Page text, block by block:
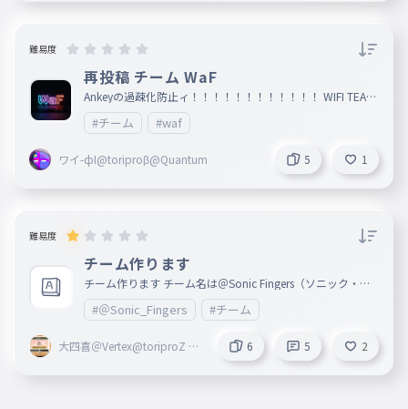
062 ジーン
ジーン
MAX
065 スプラウト
066 バイロン
バイロン
067 スクウィーク
スクウィーク
難易度
再投稿 チーム WaF
Ankeyの過疎化防止ィ！！！！！！！！！！！！ WIFI TEAM
から名前変えたんで。 すでに入ってる人はWIFI TEAMからW
aFにしてください。 このタイピングのスコアが1600超えた
ら参加OK👍️ 人数制限なしです。 WIFI TEAMのすでに入って
た人はメンバーは、またコメントで参加してくれ、大体の覚
えてる人は乗せとくんで。 入りたい人はコメントで リーダ
ー : ワイ-фI 副リーダー : 1/2 自称タイピングガチ勢の中学2
年生 メンバー : tantanmen108
#チーム #waf
ワイ-фI@toriproβ@Quantum 5 1
難易度
チーム作ります
チーム作ります チーム名は＠Sonic Fingers（ソニック・フ
ィンガーズ）です 人数は大体10人くらいにしときます 1,Aa
aaaaa 2,ガンダムガルバトス好き 3, 4, 5, 6, 7, 8, 9, 10, 主
な活動 タイピング力の向上が主です パドレ https://pa
dlet.com/2101002h/sonic-fingers-6h63svc0e15hs1tu 入り
たい人はコメントまたはパドレの受付に言ってください 入
っていいと言われた人は名前の後ろに＠Sonic Fingersとつけ
てください 自分の名前とタイピングの記録などを書いてく
#＠Sonic_Fingers #チーム
大四喜＠Vertex@toriproZ Λ
6 5 2